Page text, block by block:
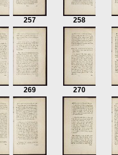
257 258
269 270